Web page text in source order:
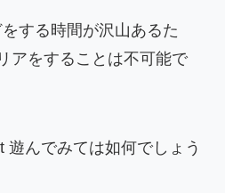
する時間が沢山あるた
アをすることは不可能で
遊んでみては如何でしょう